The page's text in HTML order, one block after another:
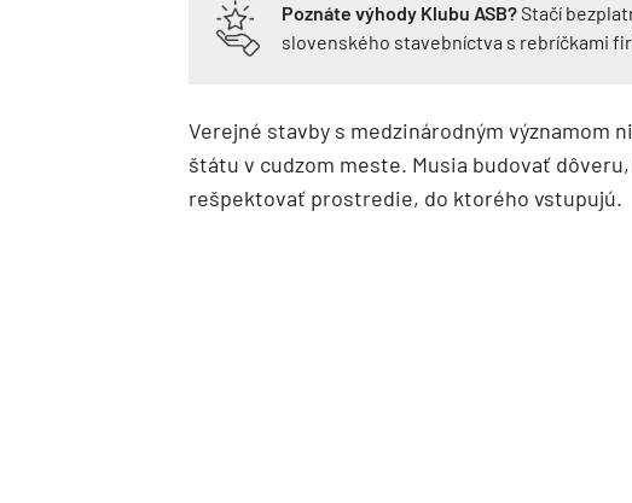
Poznáte výhody Klubu ASB?Stačí
slovenského stavebníctva s rebríčkami
Verejné stavby s medzinárodným významom
štátu v cudzom meste. Musia budovať
rešpektovať prostredie, do ktorého vstupujú.